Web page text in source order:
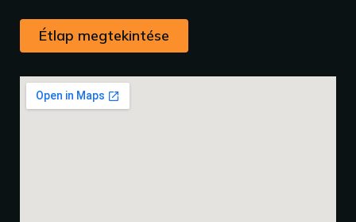
Étlap megtekintése